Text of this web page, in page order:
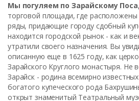
Мы погуляем по Зарайскому
торговой площади, где
ряды, придающие городу сдобный
находится городской рынок - как и
утратили своего назначения. Вы
описанную еще в 1625 году, как
Зарайского Круглого монастыря. Не
Зарайск - родина всемирно
богатого купеческого рода
открыт знаменитый Театральный